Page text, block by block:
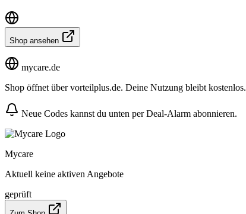
Shop ansehen
mycare.de
Shop öffnet über vorteilplus.de. Deine Nutzung bleibt kostenlos.
Neue Codes kannst du unten per Deal-Alarm abonnieren.
Mycare
Aktuell keine aktiven Angebote
geprüft